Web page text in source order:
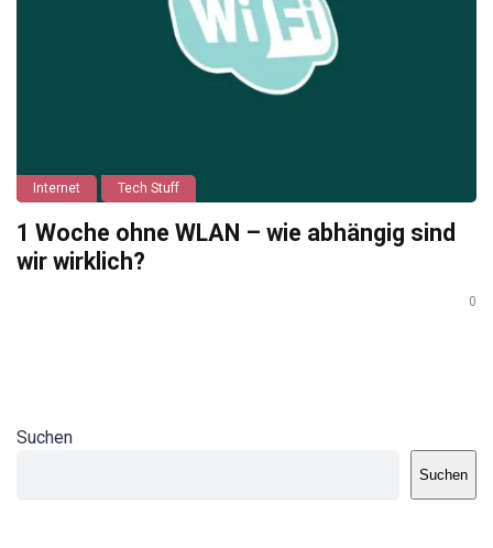
Internet Tech Stuff
1 Woche ohne WLAN – wie abhängig sind
wir wirklich?
0
Suchen
Suchen